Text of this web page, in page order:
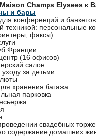
Champs Elysees к
и бары
конференций и
техникой: персональные
факсы)
Франции
(16 офисов)
салон
уходу за детьми
хранения багажа
парковка
свадебных
содержание домашних